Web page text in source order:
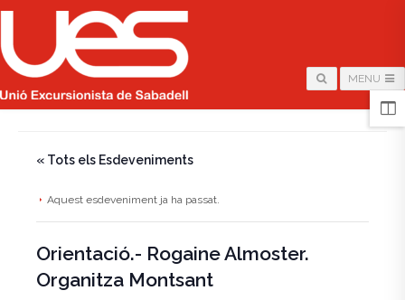
MENU
« Tots els Esdeveniments
Aquest esdeveniment ja ha passat.
Orientació.- Rogaine Almoster.
Organitza Montsant